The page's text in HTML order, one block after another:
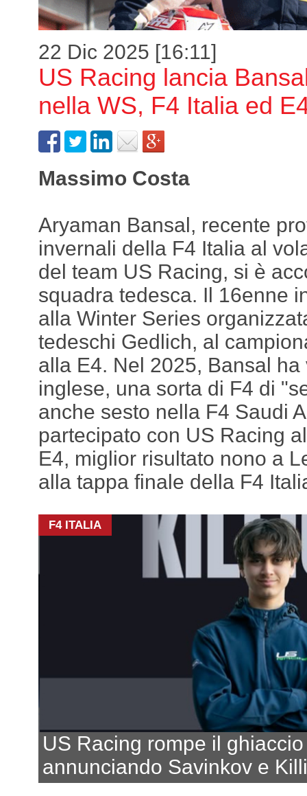
22 Dic 2025 [16:11]
US Racing lancia
nella WS, F4 Italia ed
Massimo Costa
Aryaman Bansal, recente
invernali della F4 Italia al
del team US Racing, si è
squadra tedesca. Il 16enne
alla Winter Series
tedeschi Gedlich, al
alla E4. Nel 2025, Bansal ha
inglese, una sorta di F4 di
anche sesto nella F4 Saudi
partecipato con US Racing
E4, miglior risultato nono a
alla tappa finale della F4
F4 ITALIA
US Racing rompe il ghiaccio
annunciando Savinkov e